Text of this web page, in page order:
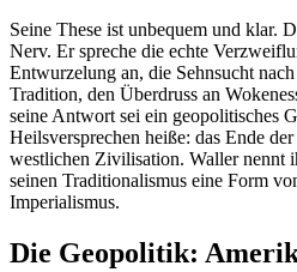
Seine These ist unbequem und klar.
Nerv. Er spreche die echte
Entwurzelung an, die Sehnsucht
Tradition, den Überdruss an
seine Antwort sei ein geopolitisches
Heilsversprechen heiße: das Ende
westlichen Zivilisation. Waller nennt
seinen Traditionalismus eine Form
Imperialismus.
Die Geopolitik: